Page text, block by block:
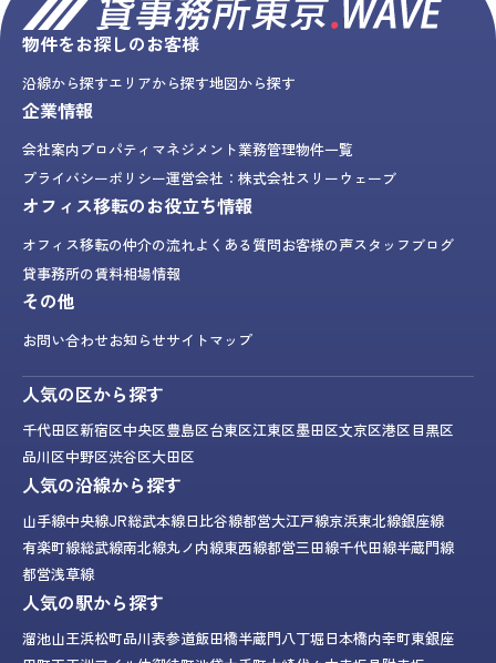
物件をお探しのお客様
沿線から探すエリアから探す地図から探す
企業情報
会社案内プロパティマネジメント業務管理物件一覧
プライバシーポリシー運営会社：株式会社スリーウェーブ
オフィス移転のお役立ち情報
オフィス移転の仲介の流れよくある質問お客様の声スタッフブログ
貸事務所の賃料相場情報
その他
お問い合わせお知らせサイトマップ
人気の区から探す
千代田区新宿区中央区豊島区台東区江東区墨田区文京区港区目黒区
品川区中野区渋谷区大田区
人気の沿線から探す
山手線中央線JR総武本線日比谷線都営大江戸線京浜東北線銀座線
有楽町線総武線南北線丸ノ内線東西線都営三田線千代田線半蔵門線
都営浅草線
人気の駅から探す
溜池山王浜松町品川表参道飯田橋半蔵門八丁堀日本橋内幸町東銀座